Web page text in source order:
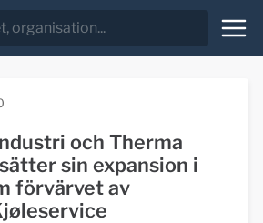
och Therma
sin expansion i
förvärvet av